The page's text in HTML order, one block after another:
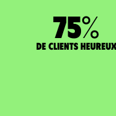
75%
de clients heureux